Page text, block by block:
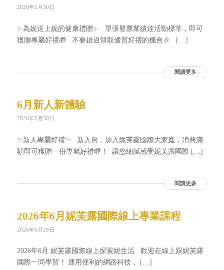
2026年5月30日
✨為妮送上妮的健康禮贈✨ 單張發票業績達活動標準，即可
獲贈專屬好禮🎁 不要錯過領取優質好禮的機會🎉 […]
閱讀更多
6月新人新體驗
2026年5月30日
✨新人專屬好禮✨ 新入會，加入妮芙露國際大家庭，消費滿
額即可獲贈一份專屬好禮喔！ 讓您細膩感受妮芙露國際 […]
閱讀更多
2026年6月妮芙露國際線上專業課程
2026年5月26日
2026年6月 妮芙露國際線上探索妮生活 歡迎在線上跟妮芙露
國際一同學習！ 運用便利的網路科技， […]